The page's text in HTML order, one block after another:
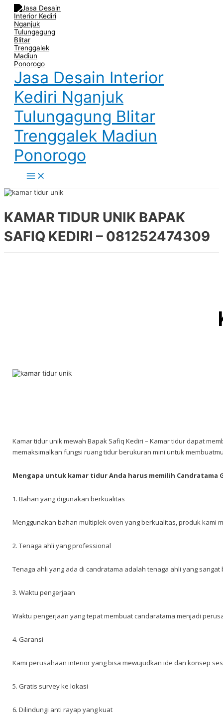
Skip
content
Jasa Desain Interior
Kediri Nganjuk
Tulungagung Blitar
Trenggalek Madiun
Ponorogo
Menu
KAMAR TIDUR UNIK BAPAK
SAFIQ KEDIRI – 081252474309
Kamar tidur unik mewah Bapak Safiq Kediri – Kamar tidur dapat
memaksimalkan fungsi ruang tidur berukuran mini untuk
Mengapa untuk kamar tidur Anda harus memilih Candratama
1. Bahan yang digunakan berkualitas
Menggunakan bahan multiplek oven yang berkualitas, produk kami
2. Tenaga ahli yang professional
Tenaga ahli yang ada di candratama adalah tenaga ahli yang
3. Waktu pengerjaan
Waktu pengerjaan yang tepat membuat candaratama menjadi
4. Garansi
Kami perusahaan interior yang bisa mewujudkan ide dan konsep
5. Gratis survey ke lokasi
6. Dilindungi anti rayap yang kuat
Post
navigation
Name
Email
Website